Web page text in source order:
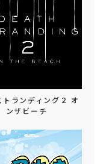
トランディング２ オ
ンザビーチ